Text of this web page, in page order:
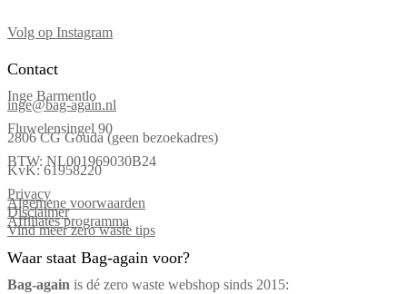
Volg op Instagram
Contact
Inge Barmentlo
inge@bag-again.nl
Fluwelensingel 90
2806 CG Gouda (geen bezoekadres)
BTW: NL001969030B24
KvK: 61958220
Privacy
Algemene voorwaarden
Disclaimer
Affiliates programma
Vind meer zero waste tips
Waar staat Bag-again voor?
Bag‑again is dé zero waste webshop sinds 2015: